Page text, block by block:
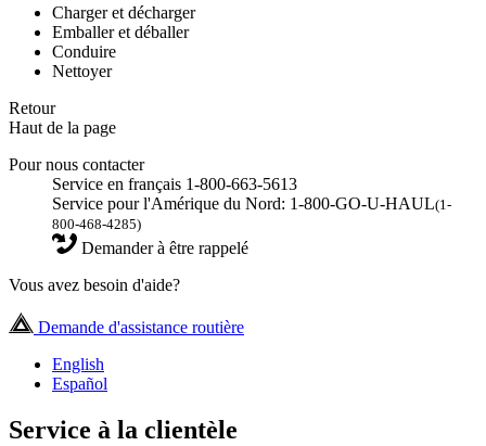
Charger et décharger
Emballer et déballer
Conduire
Nettoyer
Retour
Haut de la page
Pour nous contacter
Service en français 1-800-663-5613
Service pour l'Amérique du Nord: 1-800-GO-U-HAUL(1-
800-468-4285)
Demander à être rappelé
Vous avez besoin d'aide?
Demande d'assistance routière
English
Español
Service à la clientèle